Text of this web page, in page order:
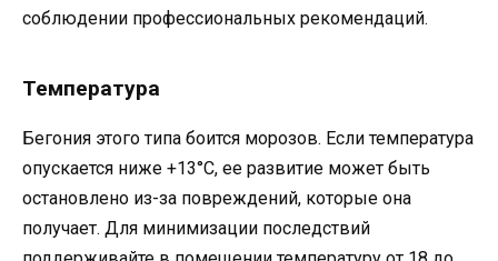
соблюдении профессиональных рекомендаций.
Температура
Бегония этого типа боится морозов. Если температура
опускается ниже +13°C, ее развитие может быть
остановлено из-за повреждений, которые она
получает. Для минимизации последствий